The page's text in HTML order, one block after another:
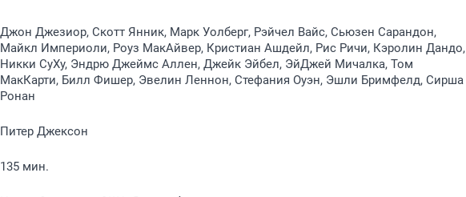
Джон Джезиор, Скотт Янник, Марк Уолберг, Рэйчел Вайс, Сьюзен Сарандон,
Майкл Империоли, Роуз МакАйвер, Кристиан Ашдейл, Рис Ричи, Кэролин Дандо,
Никки СуХу, Эндрю Джеймс Аллен, Джейк Эйбел, ЭйДжей Мичалка, Том
МакКарти, Билл Фишер, Эвелин Леннон, Стефания Оуэн, Эшли Бримфелд, Сирша
Ронан
Питер Джексон
135 мин.